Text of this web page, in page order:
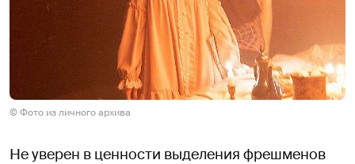
© Фото из личного архива
Не уверен в ценности выделения фрешменов